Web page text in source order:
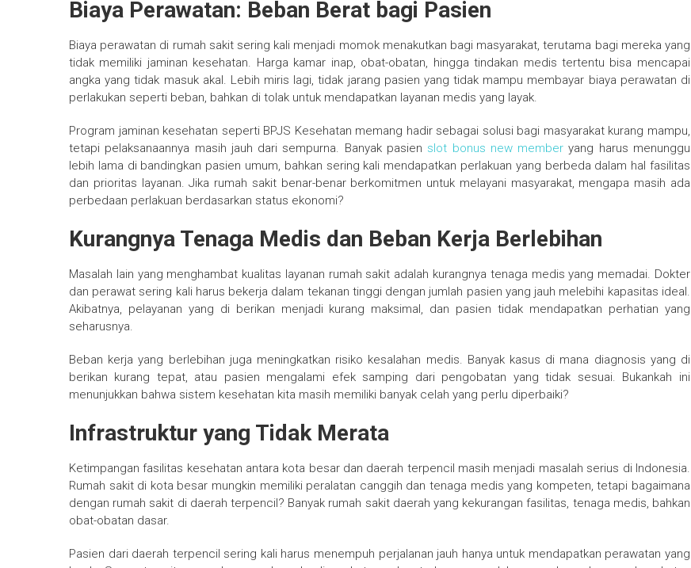
Biaya Perawatan: Beban Berat bagi Pasien
Biaya perawatan di rumah sakit sering kali menjadi momok menakutkan bagi masyarakat, terutama bagi mereka yang
tidak memiliki jaminan kesehatan. Harga kamar inap, obat-obatan, hingga tindakan medis tertentu bisa mencapai
angka yang tidak masuk akal. Lebih miris lagi, tidak jarang pasien yang tidak mampu membayar biaya perawatan di
perlakukan seperti beban, bahkan di tolak untuk mendapatkan layanan medis yang layak.
Program jaminan kesehatan seperti BPJS Kesehatan memang hadir sebagai solusi bagi masyarakat kurang mampu,
tetapi pelaksanaannya masih jauh dari sempurna. Banyak pasien slot bonus new member yang harus menunggu
lebih lama di bandingkan pasien umum, bahkan sering kali mendapatkan perlakuan yang berbeda dalam hal fasilitas
dan prioritas layanan. Jika rumah sakit benar-benar berkomitmen untuk melayani masyarakat, mengapa masih ada
perbedaan perlakuan berdasarkan status ekonomi?
Kurangnya Tenaga Medis dan Beban Kerja Berlebihan
Masalah lain yang menghambat kualitas layanan rumah sakit adalah kurangnya tenaga medis yang memadai. Dokter
dan perawat sering kali harus bekerja dalam tekanan tinggi dengan jumlah pasien yang jauh melebihi kapasitas ideal.
Akibatnya, pelayanan yang di berikan menjadi kurang maksimal, dan pasien tidak mendapatkan perhatian yang
seharusnya.
Beban kerja yang berlebihan juga meningkatkan risiko kesalahan medis. Banyak kasus di mana diagnosis yang di
berikan kurang tepat, atau pasien mengalami efek samping dari pengobatan yang tidak sesuai. Bukankah ini
menunjukkan bahwa sistem kesehatan kita masih memiliki banyak celah yang perlu diperbaiki?
Infrastruktur yang Tidak Merata
Ketimpangan fasilitas kesehatan antara kota besar dan daerah terpencil masih menjadi masalah serius di Indonesia.
Rumah sakit di kota besar mungkin memiliki peralatan canggih dan tenaga medis yang kompeten, tetapi bagaimana
dengan rumah sakit di daerah terpencil? Banyak rumah sakit daerah yang kekurangan fasilitas, tenaga medis, bahkan
obat-obatan dasar.
Pasien dari daerah terpencil sering kali harus menempuh perjalanan jauh hanya untuk mendapatkan perawatan yang